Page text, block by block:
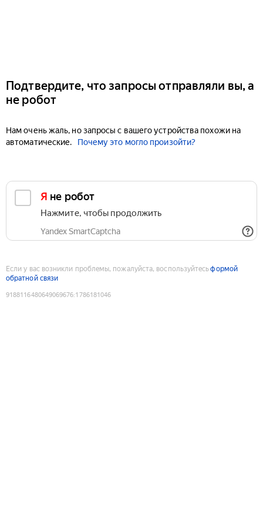
Подтвердите, что запросы отправляли вы, а
не робот
Нам очень жаль, но запросы с вашего устройства похожи на
автоматические.
Почему это могло произойти?
Я не робот
Нажмите, чтобы продолжить
Yandex SmartCaptcha
Если у вас возникли проблемы, пожалуйста, воспользуйтесьформой
обратной связи
9188116480649069676:1786181046